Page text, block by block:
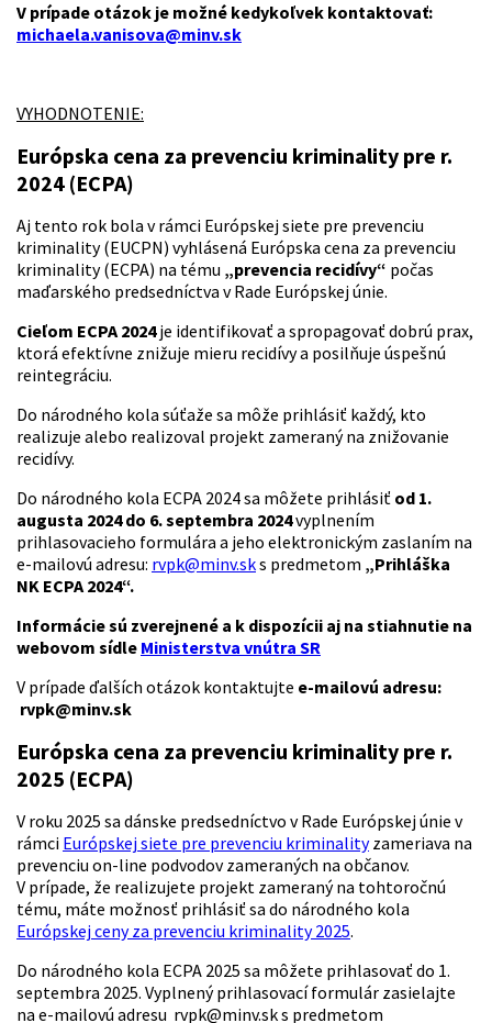
V prípade otázok je možné kedykoľvek kontaktovať:
michaela.vanisova@minv.sk
VYHODNOTENIE:
Európska cena za prevenciu kriminality pre r.
2024 (ECPA)
Aj tento rok bola v rámci Európskej siete pre prevenciu
kriminality (EUCPN) vyhlásená Európska cena za prevenciu
kriminality (ECPA) na tému „prevencia recidívy“ počas
maďarského predsedníctva v Rade Európskej únie.
Cieľom ECPA 2024je identifikovať a spropagovať dobrú prax,
ktorá efektívne znižuje mieru recidívy a posilňuje úspešnú
reintegráciu.
Do národného kola súťaže sa môže prihlásiť každý, kto
realizuje alebo realizoval projekt zameraný na znižovanie
recidívy.
Do národného kola ECPA 2024 sa môžete prihlásiť od 1.
augusta 2024 do 6. septembra 2024vyplnením
prihlasovacieho formulára a jeho elektronickým zaslaním na
e-mailovú adresu: rvpk@minv.sks predmetom „Prihláška
NK ECPA 2024“.
Informácie sú zverejnené a k dispozícii aj na stiahnutie na
webovom sídle Ministerstva vnútra SR
V prípade ďalších otázok kontaktujte e-mailovú adresu:
rvpk@minv.sk
Európska cena za prevenciu kriminality pre r.
2025 (ECPA)
V roku 2025 sa dánske predsedníctvo v Rade Európskej únie v
rámci Európskej siete pre prevenciu kriminalityzameriava na
prevenciu on-line podvodov zameraných na občanov.
V prípade, že realizujete projekt zameraný na tohtoročnú
tému, máte možnosť prihlásiť sa do národného kola
Európskej ceny za prevenciu kriminality 2025.
Do národného kola ECPA 2025 sa môžete prihlasovať do 1.
septembra 2025. Vyplnený prihlasovací formulár zasielajte
na e-mailovú adresu rvpk@minv.sk s predmetom